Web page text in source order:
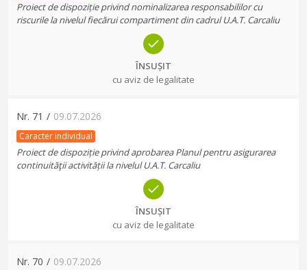
Proiect de dispoziție privind nominalizarea responsabililor cu
riscurile la nivelul fiecărui compartiment din cadrul U.A.T. Carcaliu
ÎNSUȘIT
cu aviz de legalitate
Nr. 71 / 09.07.2026
Caracter individual
Proiect de dispoziție privind aprobarea Planul pentru asigurarea
continuităţii activității la nivelul U.A.T. Carcaliu
ÎNSUȘIT
cu aviz de legalitate
Nr. 70 / 09.07.2026